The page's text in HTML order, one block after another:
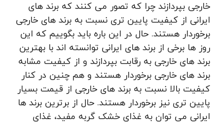
خارجی بپردازند چرا که تصور می کنند که برند های
ایرانی از کیفیت پایین تری نسبت به برند های خارجی
برخوردار هستند. حال در این باره باید بگوییم که این
روز ها برخی از برند های ایرانی توانسته اند با بهترین
برند های خارجی به رقابت بپردازند و از کیفیت مشابه
برند های خارجی برخوردار هستند و هم چنین در کنار
کیفیت بالا نسبت به برند های خارجی از قیمت بسیار
پایین تری نیز برخوردار هستند. حال از برترین برند ها
ایرانی می توان به غذای خشک گربه مفید، غذای